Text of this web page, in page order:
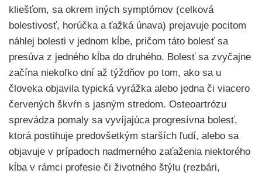
kliešťom, sa okrem iných symptómov (celková
bolestivosť, horúčka a ťažká únava) prejavuje pocitom
náhlej bolesti v jednom kĺbe, pričom táto bolesť sa
presúva z jedného kĺba do druhého. Bolesť sa zvyčajne
začína niekoľko dní až týždňov po tom, ako sa u
človeka objavila typická vyrážka alebo jedna či viacero
červených škvŕn s jasným stredom. Osteoartrózu
sprevádza pomaly sa vyvíjajúca progresívna bolesť,
ktorá postihuje predovšetkým starších ľudí, alebo sa
objavuje v prípadoch nadmerného zaťaženia niektorého
kĺba v rámci profesie či životného štýlu (rezbári,